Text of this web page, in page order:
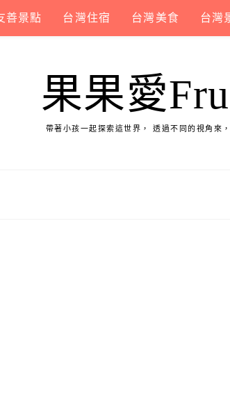
善景點 台灣住宿 台灣美食 台灣
果果愛
帶著小孩一起探索這世界， 透過不同的視角來